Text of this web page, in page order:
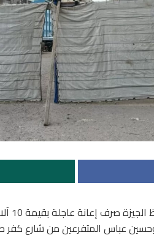
وحسين عباس المتفرعين من شارع